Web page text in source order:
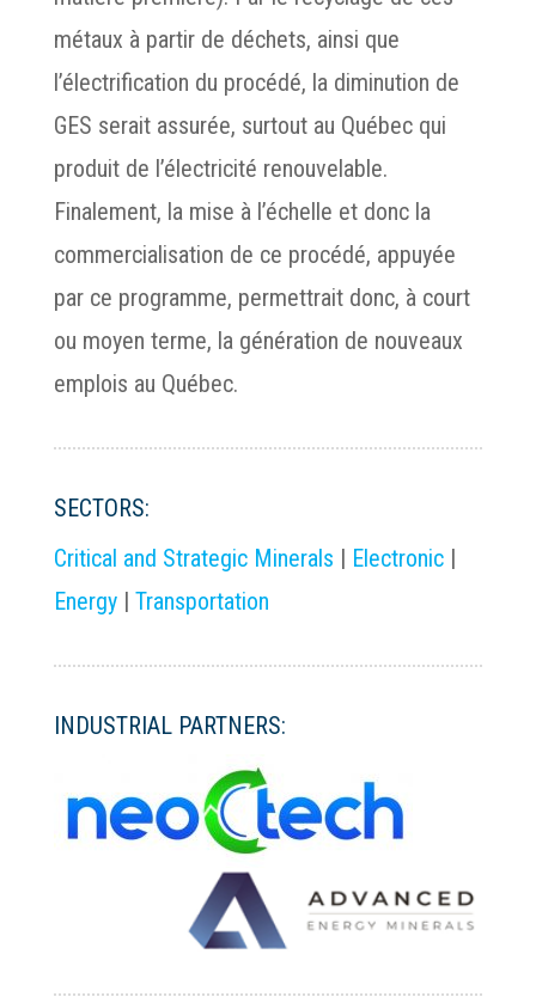
métaux à partir de déchets, ainsi que
l’électrification du procédé, la diminution de
GES serait assurée, surtout au Québec qui
produit de l’électricité renouvelable.
Finalement, la mise à l’échelle et donc la
commercialisation de ce procédé, appuyée
par ce programme, permettrait donc, à court
ou moyen terme, la génération de nouveaux
emplois au Québec.
SECTORS:
Critical and Strategic Minerals | Electronic|
Energy| Transportation
INDUSTRIAL PARTNERS: